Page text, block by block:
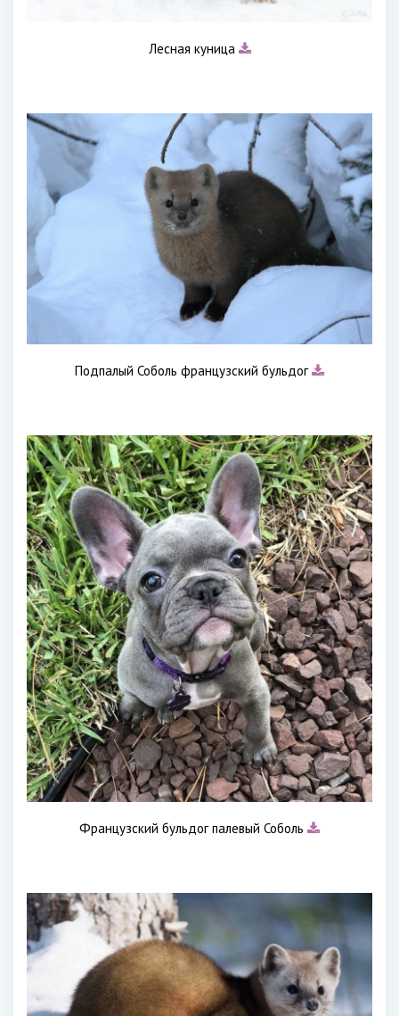
Лесная куница
Подпалый Соболь французский бульдог
Французский бульдог палевый Соболь